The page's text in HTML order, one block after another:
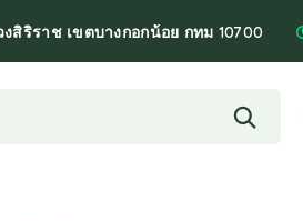
ริราช เขตบางกอกน้อย กทม 10700